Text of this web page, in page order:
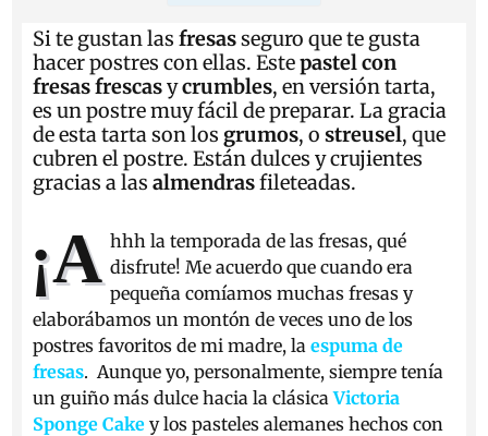
Si te gustan lasfresasseguro que te gusta
hacer postres con ellas. Estepastel con
fresas frescasycrumbles, en versión tarta,
es un postre muy fácil de preparar. La gracia
de esta tarta son los grumos, ostreusel, que
cubren el postre. Están dulces y crujientes
gracias a lasalmendrasfileteadas.
¡A hhh la temporada de las fresas, qué
disfrute! Me acuerdo que cuando era
pequeña comíamos muchas fresas y
elaborábamos un montón de veces uno de los
postres favoritos de mi madre, laespuma de
fresas. Aunque yo, personalmente, siempre tenía
un guiño más dulce hacia la clásicaVictoria
Sponge Cake y los pasteles alemanes hechos con